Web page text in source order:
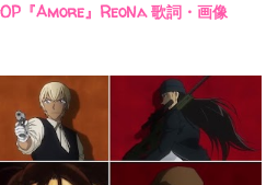
『Amore』ReoNa 歌詞・画像